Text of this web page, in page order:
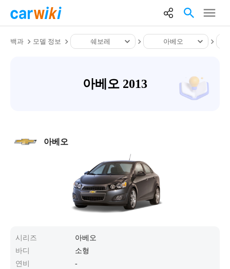
백과 모델 정보 쉐보레 아베오
아베오 2013
아베오
시리즈
아베오
바디
소형
연비
-